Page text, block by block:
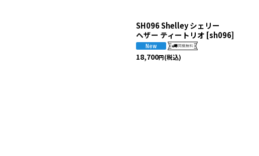
SH096 Shelley シェリー
ヘザー ティートリオ [sh096]
18,700円(税込)